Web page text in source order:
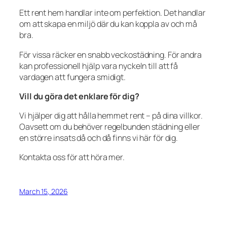
Ett rent hem handlar inte om perfektion. Det handlar
om att skapa en miljö där du kan koppla av och må
bra.
För vissa räcker en snabb veckostädning. För andra
kan professionell hjälp vara nyckeln till att få
vardagen att fungera smidigt.
Vill du göra det enklare för dig?
Vi hjälper dig att hålla hemmet rent – på dina villkor.
Oavsett om du behöver regelbunden städning eller
en större insats då och då finns vi här för dig.
Kontakta oss för att höra mer.
March 15, 2026